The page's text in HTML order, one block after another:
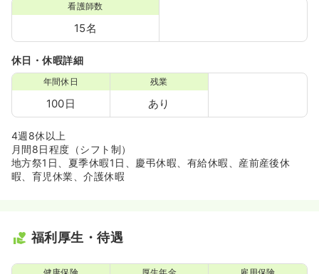
看護師数
15名
休日・休暇詳細
年間休日
100日
残業
あり
4週8休以上
月間8日程度（シフト制）
地方祭1日、夏季休暇1日、慶弔休暇、有給休暇、産前産後休
暇、育児休業、介護休暇
福利厚生・待遇